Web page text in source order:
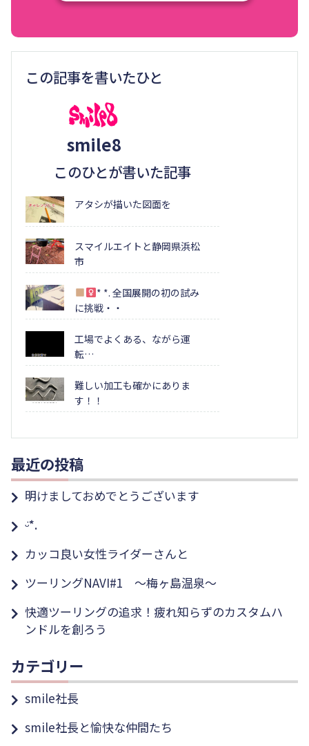
この記事を書いたひと
smile8
このひとが書いた記事
アタシが描いた図面を
スマイルエイトと静岡県浜松
市
* *. 全国展開の初の試み
に挑戦・・
工場でよくある、ながら運
転…
難しい加工も確かにありま
す！！
最近の投稿
明けましておめでとうございます
ᵕ̈*.
カッコ良い女性ライダーさんと
ツーリングNAVI#1 ～梅ヶ島温泉～
快適ツーリングの追求！疲れ知らずのカスタムハ
ンドルを創ろう
カテゴリー
smile社長
smile社長と愉快な仲間たち